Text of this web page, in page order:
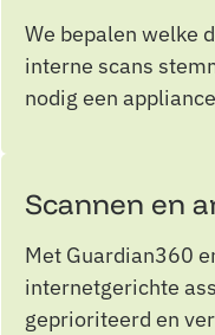
We bepalen welke
interne scans
nodig een
Scannen en
Met Guardian360
internetgerichte
geprioriteerd en